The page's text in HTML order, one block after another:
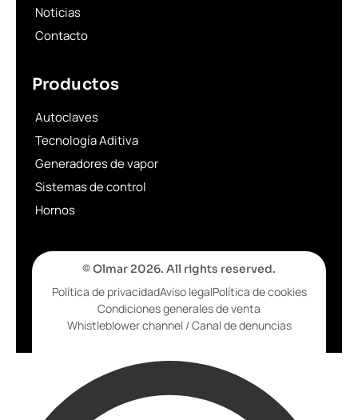
Noticias
Contacto
Productos
Autoclaves
Tecnología Aditiva
Generadores de vapor
Sistemas de control
Hornos
© Olmar 2026. All rights reserved.
Política de privacidadAviso legalPolítica de cookies
Condiciones generales de venta
Whistleblower channel / Canal de denuncias